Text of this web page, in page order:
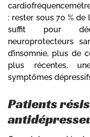
: rester sous 70 %
suffit pour
neuroprotecteurs
d’insomnie, plus de
plus récentes,
symptômes
Patients